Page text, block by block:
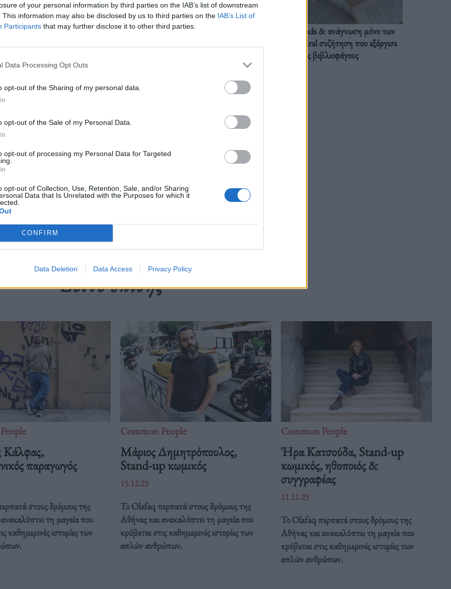
of your personal information by third parties on the IAB’s list of downstream
This information may also be disclosed by us to third parties on the IAB’s List of
Participants that may further disclose it to other third parties.
Data Processing Opt Outs
opt-out of the Sharing of my personal data.
opt-out of the Sale of my Personal Data.
opt-out of processing my Personal Data for Targeted
opt-out of Collection, Use, Retention, Sale, and/or Sharing
Data that Is Unrelated with the Purposes for which it
CONFIRM
Data Deletion Data Access Privacy Policy
από τη μη προβλέψιμη γοητεία
→
Βλαχάς
BookTok trends & ανάγνωση μόνο των
διαλόγων: Η viral συζήτηση που εξόργισε
τους βιβλιοφάγους
Δείτε επίσης
Κάλφας,
παραγωγός
στους δρόμους της
τη μαγεία που
καθημερινές ιστορίες των
Common People
Mάριος Δημητρόπουλος,
Stand-up κωμικός
15.12.25
Το Olafaq περπατά στους δρόμους της
Αθήνας και ανακαλύπτει τη μαγεία που
κρύβεται στις καθημερινές ιστορίες των
απλών ανθρώπων.
Common People
Ήρα Κατσούδα, Stand-up
κωμικός, ηθοποιός &
συγγραφέας
11.11.25
Το Olafaq περπατά στους δρόμους της
Αθήνας και ανακαλύπτει τη μαγεία που
κρύβεται στις καθημερινές ιστορίες των
απλών ανθρώπων.